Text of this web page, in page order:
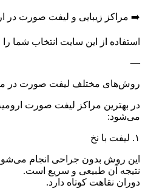
➡️ مراکز زیبایی و لیفت صورت در
استفاده از این سایت انتخاب شما
—
روش‌های مختلف لیفت صورت در
در بهترین مراکز لیفت صورت
می‌شود:
۱. لیفت با نخ
این روش بدون جراحی انجام
نتیجه آن طبیعی و سریع است.
دوران نقاهت کوتاه دارد.